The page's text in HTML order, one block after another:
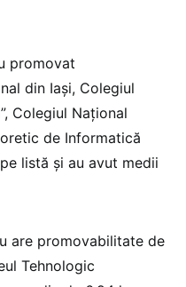
promovat
din Iași, Colegiul
Colegiul Național
de Informatică
listă și au avut medii
are promovabilitate de
Tehnologic